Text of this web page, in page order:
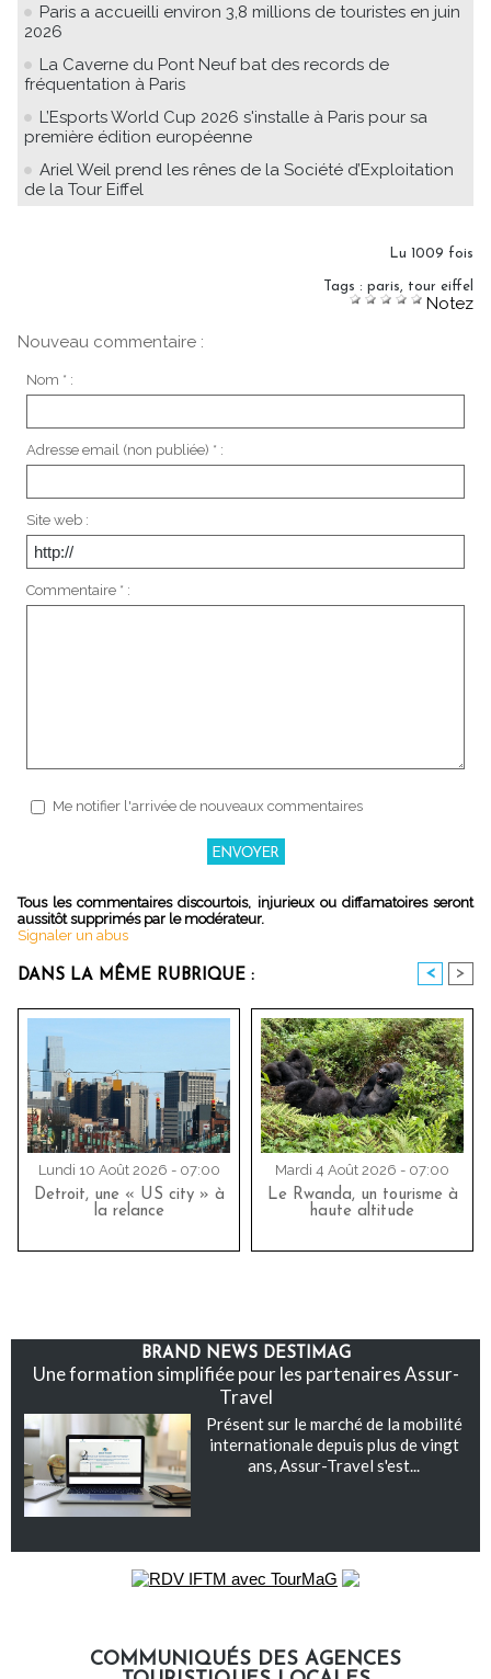
Paris a accueilli environ 3,8 millions de touristes en juin
2026
La Caverne du Pont Neuf bat des records de
fréquentation à Paris
L’Esports World Cup 2026 s'installe à Paris pour sa
première édition européenne
Ariel Weil prend les rênes de la Société d’Exploitation
de la Tour Eiffel
Lu 1009 fois
Tags : paris tour eiffel
Notez
Nouveau commentaire :
Nom * :
Adresse email (non publiée) * :
Site web :
Commentaire * :
Me notifier l'arrivée de nouveaux commentaires
Tous les commentaires discourtois, injurieux ou diffamatoires seront
aussitôt supprimés par le modérateur.
Signaler un abus
DANS LA MÊME RUBRIQUE : < >
Lundi 10 Août 2026 - 07:00
Detroit, une « US city » à
la relance
Mardi 4 Août 2026 - 07:00
Le Rwanda, un tourisme à
haute altitude
BRAND NEWS DESTIMAG
Une formation simplifiée pour les partenaires Assur-
Travel
Présent sur le marché de la mobilité
internationale depuis plus de vingt
ans, Assur-Travel s'est...
COMMUNIQUÉS DES AGENCES